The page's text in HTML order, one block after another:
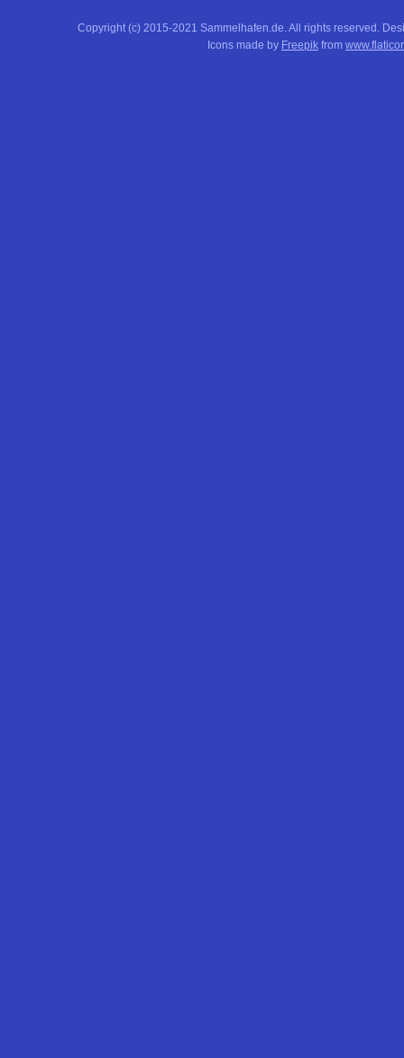
Copyright (c) 2015-2021 Sammelhafen.de. All rights reserved.
Icons made by Freepik from